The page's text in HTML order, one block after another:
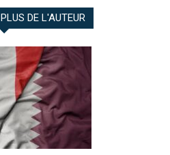
PLUS DE L'AUTEUR